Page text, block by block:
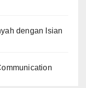
dengan Isian